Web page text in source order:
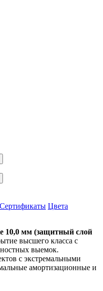
Сертификаты Цвета
10,0 мм (защитный слой
высшего класса с
выемок.
с экстремальными
амортизационные и